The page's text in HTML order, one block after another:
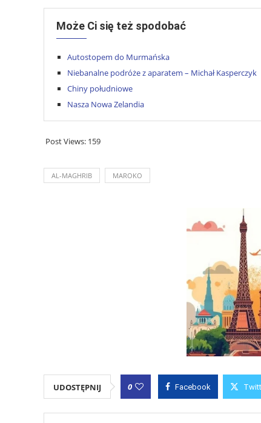
Może Ci się też spodobać
Autostopem do Murmańska
Niebanalne podróże z aparatem – Michał Kasperczyk
Chiny południowe
Nasza Nowa Zelandia
Post Views: 159
AL-MAGHRIB MAROKO
UDOSTĘPNIJ 0 Facebook